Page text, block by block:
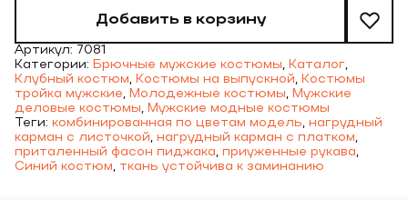
Добавить в корзину
Артикул: 7081
Категории: Брючные мужские костюмы, Каталог,
Клубный костюм, Костюмы на выпускной, Костюмы
тройка мужские, Молодежные костюмы, Мужские
деловые костюмы, Мужские модные костюмы
Теги: комбинированная по цветам модель, нагрудный
карман с листочкой, нагрудный карман с платком,
приталенный фасон пиджака, приуженные рукава,
Синий костюм, ткань устойчива к заминанию